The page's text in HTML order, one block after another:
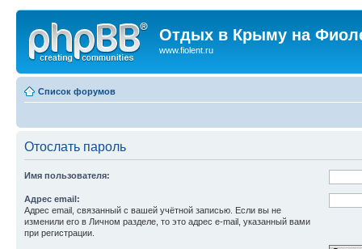
Отдых в Крыму на
www.fiolent.ru
Список форумов
Отослать пароль
Имя пользователя:
Адрес email:
Адрес email, связанный с вашей учётной записью. Если вы не
изменили его в Личном разделе, то это адрес e-mail, указанный вами
при регистрации.